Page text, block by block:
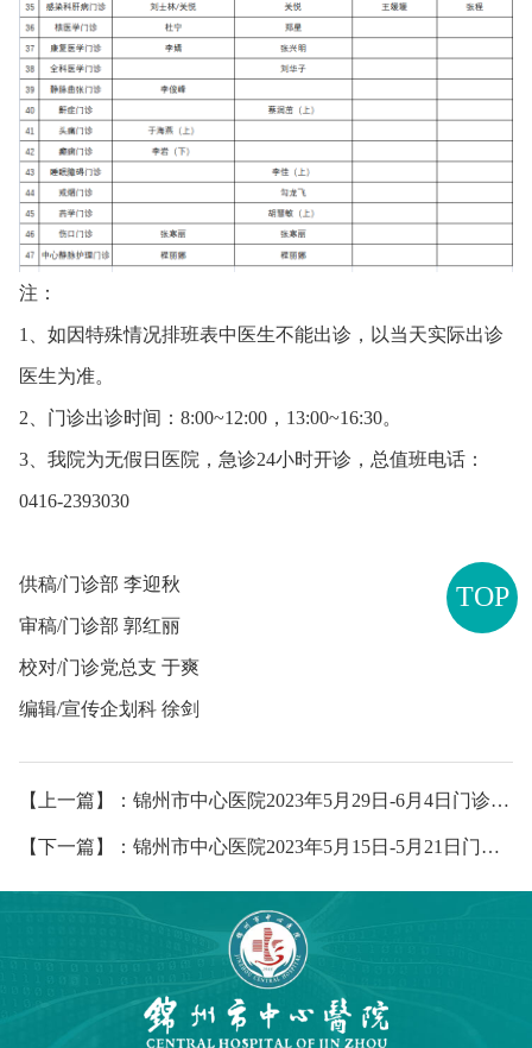
TOP
注：
1、如因特殊情况排班表中医生不能出诊，以当天实际出诊
医生为准。
2、门诊出诊时间：8:00~12:00，13:00~16:30。
3、我院为无假日医院，急诊24小时开诊，总值班电话：
0416-2393030
供稿/门诊部 李迎秋
审稿/门诊部 郭红丽
校对/门诊党总支 于爽
编辑/宣传企划科 徐剑
【上一篇】：锦州市中心医院2023年5月29日-6月4日门诊出诊安排
【下一篇】：锦州市中心医院2023年5月15日-5月21日门诊出诊安排